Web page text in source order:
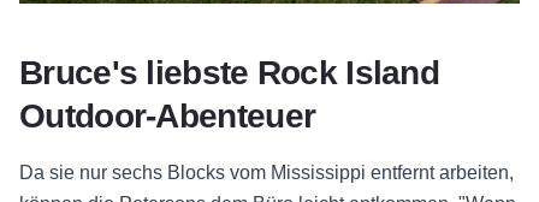
Bruce's liebste Rock Island
Outdoor-Abenteuer
Da sie nur sechs Blocks vom Mississippi entfernt arbeiten,